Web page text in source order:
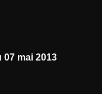
07 mai 2013